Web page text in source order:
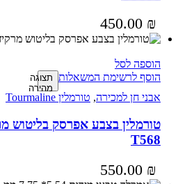
450.00 ₪
הוספה לסל
הוסף לרשימת המשאלות תצוגה
מהירה
אבני חן למכירה, טורמלין Tourmaline
T568
550.00 ₪